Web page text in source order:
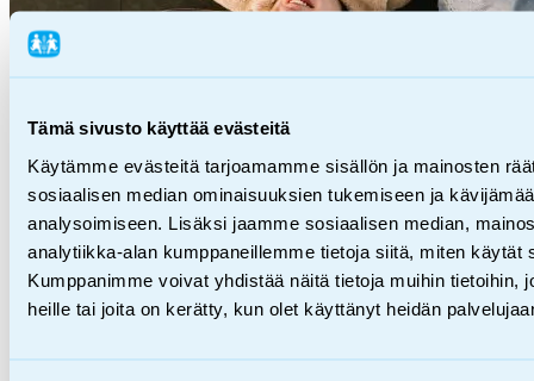
Tämä sivusto käyttää evästeitä
Käytämme evästeitä tarjoamamme sisällön ja mainosten
sosiaalisen median ominaisuuksien tukemiseen ja
analysoimiseen. Lisäksi jaamme sosiaalisen median,
analytiikka-alan kumppaneillemme tietoja siitä, miten käytät
Kumppanimme voivat yhdistää näitä tietoja muihin tietoihin,
heille tai joita on kerätty, kun olet käyttänyt heidän
06.08.2026
Tiedotteet
Ter­ve­tu­loa val­ta­kun­nal­li­seen
ylä­kou­lu­lai­sil­le suun­nat­tuun
aa­mu­na­vauk­seen!